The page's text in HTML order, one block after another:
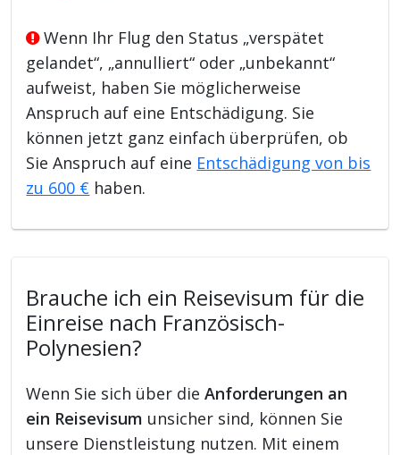
Wenn Ihr Flug den Status „verspätet
gelandet“, „annulliert“ oder „unbekannt“
aufweist, haben Sie möglicherweise
Anspruch auf eine Entschädigung. Sie
können jetzt ganz einfach überprüfen, ob
Sie Anspruch auf eine Entschädigung von bis
zu 600 € haben.
Brauche ich ein Reisevisum für die
Einreise nach Französisch-
Polynesien?
Wenn Sie sich über dieAnforderungen an
ein Reisevisum unsicher sind, können Sie
unsere Dienstleistung nutzen. Mit einem